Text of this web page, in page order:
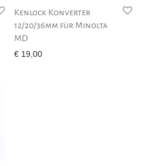
Kenlock Konverter
12/20/36mm für Minolta
MD
€ 19,00